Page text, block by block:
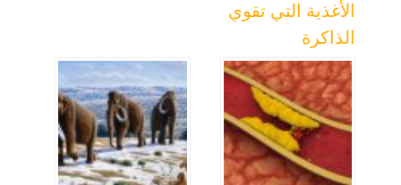
الأغذية التي تقوي
الذاكرة